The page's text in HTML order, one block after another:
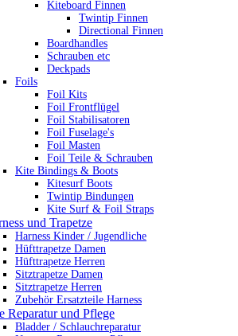
Kiteboard Finnen
Twintip Finnen
Directional Finnen
Boardhandles
Schrauben etc
Deckpads
Foils
Foil Kits
Foil Frontflügel
Foil Stabilisatoren
Foil Fuselage's
Foil Masten
Foil Teile & Schrauben
Kite Bindings & Boots
Kitesurf Boots
Twintip Bindungen
Kite Surf & Foil Straps
und Trapetze
Harness Kinder / Jugendliche
Hüfttrapetze Damen
Hüfttrapetze Herren
Sitztrapetze Damen
Sitztrapetze Herren
Zubehör Ersatzteile Harness
Reparatur und Pflege
Bladder / Schlauchreparatur